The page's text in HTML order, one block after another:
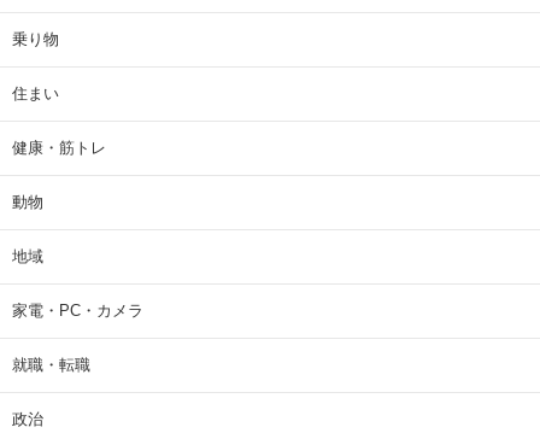
乗り物
住まい
健康・筋トレ
動物
地域
家電・PC・カメラ
就職・転職
政治